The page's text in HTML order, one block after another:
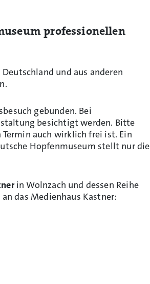
professionellen
und aus anderen
gebunden. Bei
besichtigt werden. Bitte
auch wirklich frei ist. Ein
Hopfenmuseum stellt nur die
in Wolnzach und dessen Reihe
das Medienhaus Kastner: